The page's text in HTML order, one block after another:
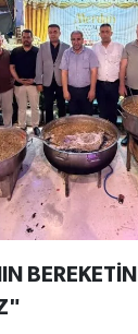
BEREKETİNİ